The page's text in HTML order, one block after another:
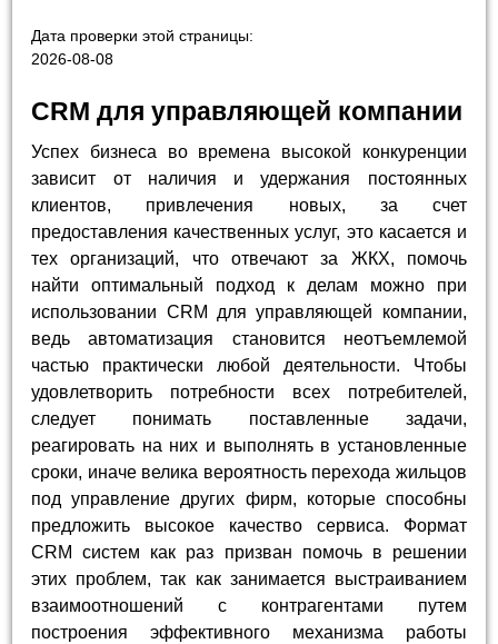
Дата проверки этой страницы:
2026-08-08
CRM для управляющей компании
Успех бизнеса во времена высокой конкуренции
зависит от наличия и удержания постоянных
клиентов, привлечения новых, за счет
предоставления качественных услуг, это касается и
тех организаций, что отвечают за ЖКХ, помочь
найти оптимальный подход к делам можно при
использовании CRM для управляющей компании,
ведь автоматизация становится неотъемлемой
частью практически любой деятельности. Чтобы
удовлетворить потребности всех потребителей,
следует понимать поставленные задачи,
реагировать на них и выполнять в установленные
сроки, иначе велика вероятность перехода жильцов
под управление других фирм, которые способны
предложить высокое качество сервиса. Формат
CRM систем как раз призван помочь в решении
этих проблем, так как занимается выстраиванием
взаимоотношений с контрагентами путем
построения эффективного механизма работы